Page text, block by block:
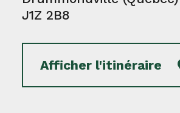
J1Z 2B8
Afficher l'itinéraire